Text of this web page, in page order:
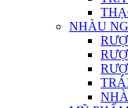
NHÀU